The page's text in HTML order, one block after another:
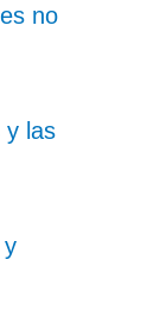
no
y las
y